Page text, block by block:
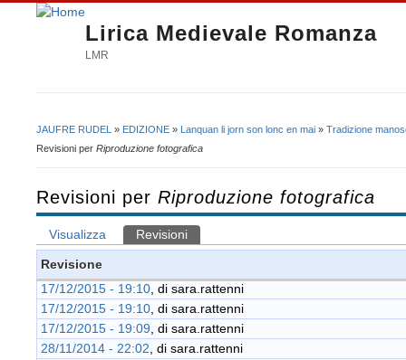
Lirica Medievale Romanza
LMR
Tu sei qui
JAUFRE RUDEL » EDIZIONE » Lanquan li jorn son lonc en mai » Tradizione
Revisioni per Riproduzione fotografica
Revisioni per Riproduzione fotografica
Schede primarie
Visualizza Revisioni
Revisione
17/12/2015 - 19:10 , di sara.rattenni
17/12/2015 - 19:10 , di sara.rattenni
17/12/2015 - 19:09 , di sara.rattenni
28/11/2014 - 22:02 , di sara.rattenni